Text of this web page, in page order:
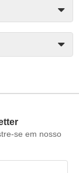
se em nosso